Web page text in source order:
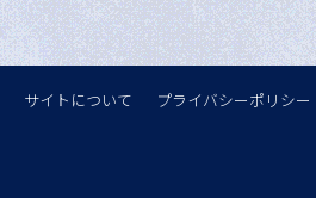
サイトについて プライバシーポリシー